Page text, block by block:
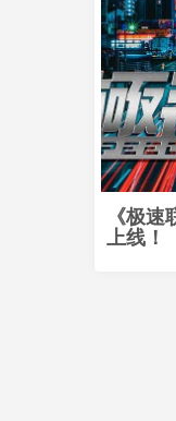
《极
上线！